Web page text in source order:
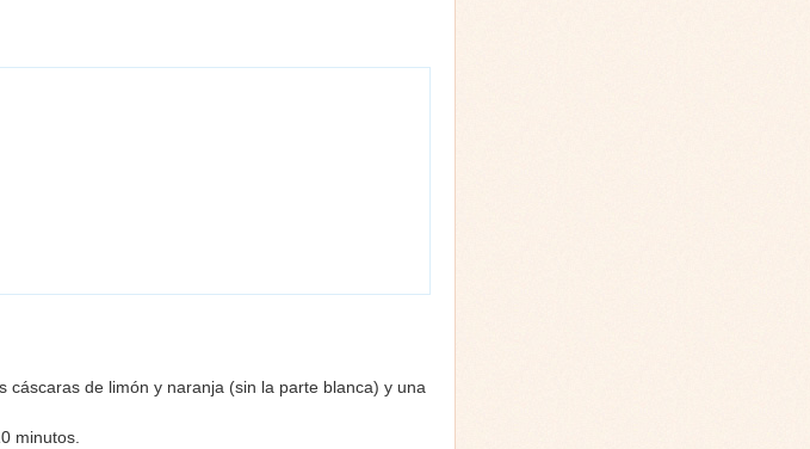
de limón y naranja (sin la parte blanca) y una
minutos.